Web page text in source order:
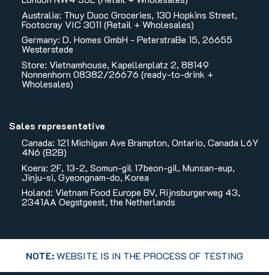
Australia: Thuy Duoc Groceries, 130 Hopkins Street,
Footscray VIC 3011 (Retail + Wholesales)
Germany: D. Homes GmbH - PeterstraBe 15, 26655
Westerstede
Store: Vietnamhouse, Kapellenplatz 2, 88149
Nonnenhorn 08382/26676 (ready-to-drink +
Wholesales)
Sales representative
Canada: 121 Michigan Ave Brampton, Ontario, Canada L6Y
4N6 (B2B)
Koera: 2F, 13-2, Somun-gil 17beon-gil, Munsan-eup,
Jinju-si, Gyeongnam-do, Korea
Holand: Vietnam Food Europe BV, Rijnsburgerweg 43,
2341AA Oegstgeest, the Netherlands
NOTE:WEBSITE IS IN THE PROCESS OF TESTING